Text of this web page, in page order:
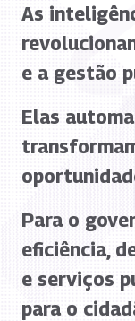
As
e a gestão
Elas
Para o
eficiência,
e serviços
para o